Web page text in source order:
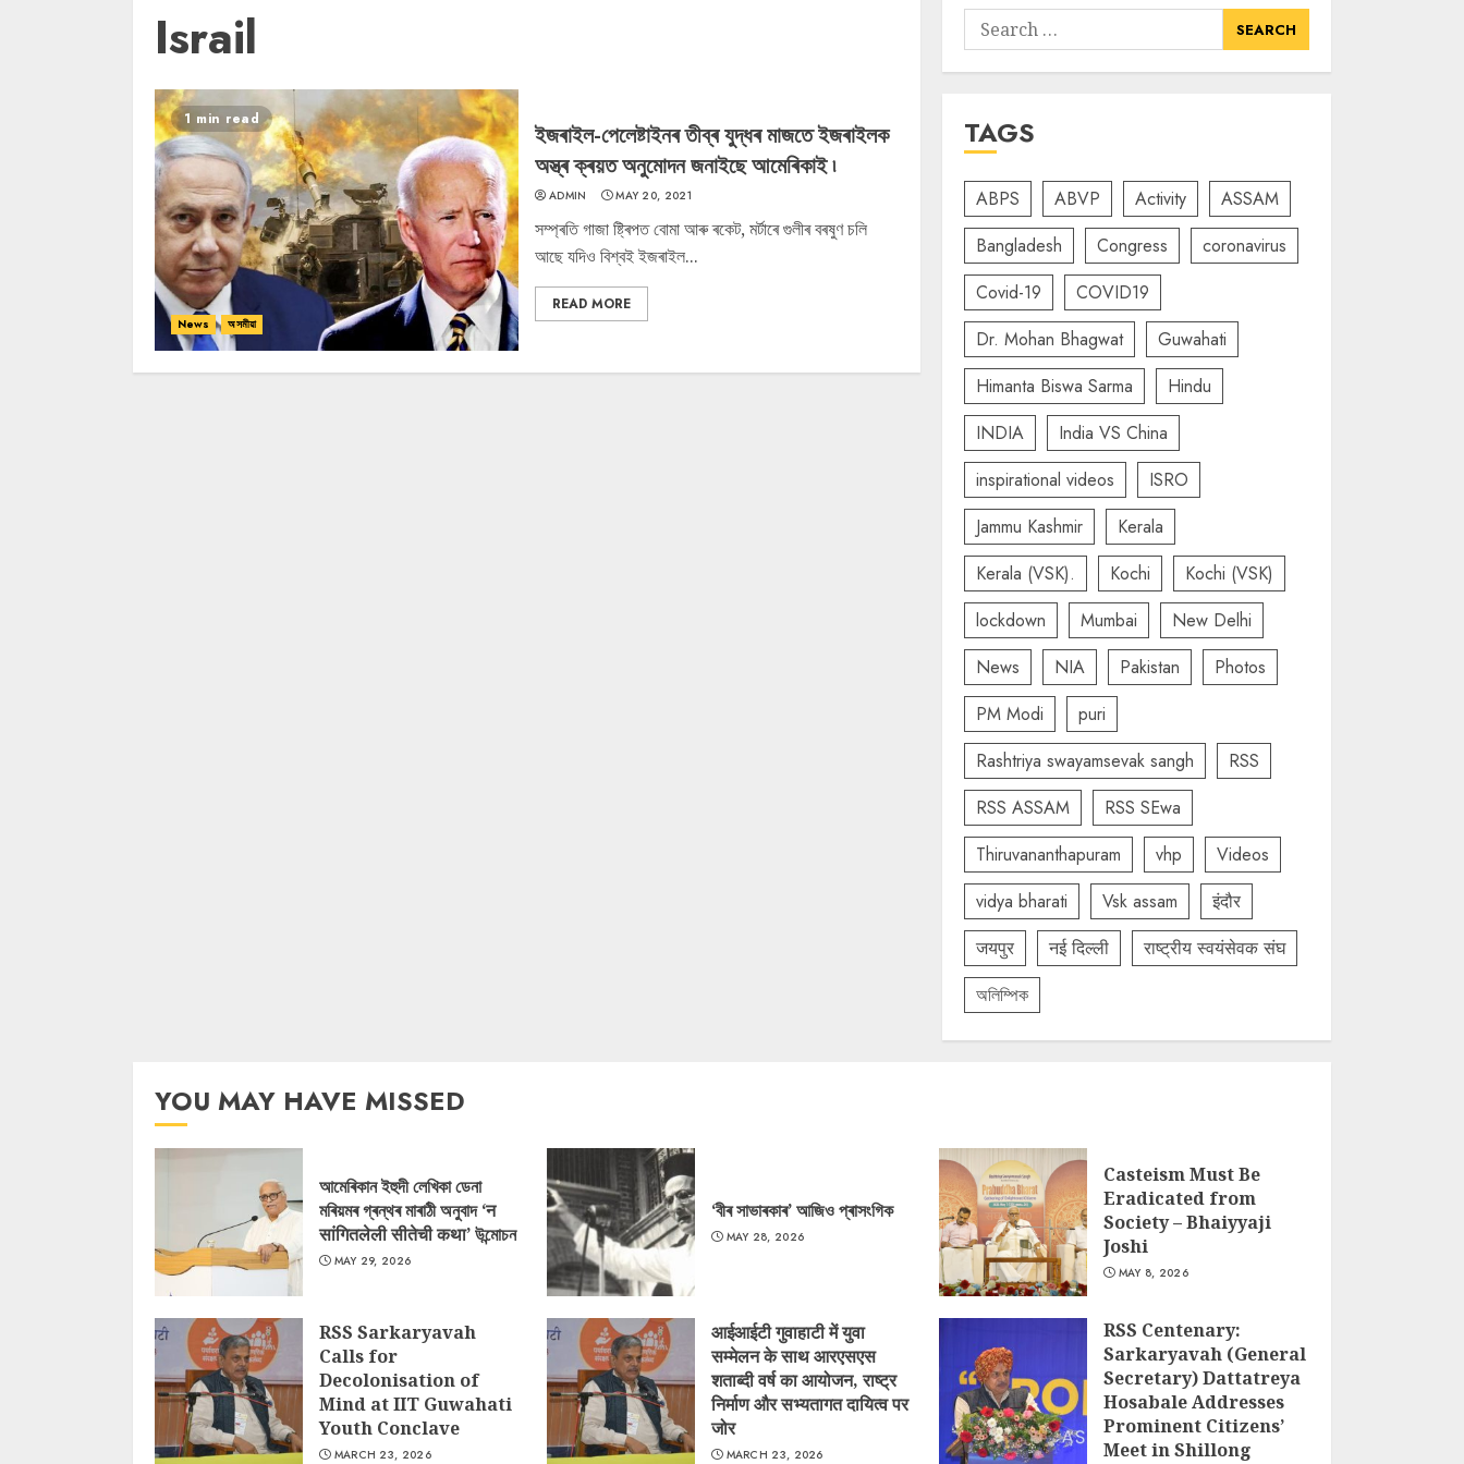
Israil
1 min read
News অসমীয়া
ইজৰাইল-পেলেষ্টাইনৰ তীব্ৰ যুদ্ধৰ মাজতে ইজৰাইলক
অস্ত্ৰ ক্ৰয়ত অনুমোদন জনাইছে আমেৰিকাই ৷
ADMIN MAY 20, 2021
সম্প্ৰতি গাজা ষ্ট্ৰিপত বোমা আৰু ৰকেট, মৰ্টাৰে গুলীৰ বৰষুণ চলি
আছে যদিও বিশ্বই ইজৰাইল...
READ MORE
Search
for:
TAGS
ABPS ABVP Activity
ASSAM
Bangladesh
Congress
coronavirus
Covid-19
COVID19
Dr. Mohan Bhagwat
Guwahati
Himanta Biswa Sarma
Hindu
INDIA
India VS China
inspirational videos
ISRO
Jammu Kashmir
Kerala
Kerala (VSK).
Kochi
Kochi (VSK)
lockdown
Mumbai
New Delhi
News
NIA Pakistan
Photos
PM Modi
puri
Rashtriya swayamsevak sangh
RSS
RSS ASSAM
RSS SEwa
Thiruvananthapuram
vhp
Videos
vidya bharati
Vsk assam
इंदौर
जयपुर
नई दिल्ली
राष्ट्रीय स्वयंसेवक संघ
অলিম্পিক
YOU MAY HAVE MISSED
আমেৰিকান ইহুদী লেখিকা ডেনা
মৰিয়মৰ গ্ৰন্থৰ মাৰাঠী অনুবাদ ‘न
सांगितलेली सीतेची कथा’ উন্মোচন
MAY 29, 2026
‘বীৰ সাভাৰকাৰ’ আজিও প্ৰাসংগিক
MAY 28, 2026
Casteism Must Be
Eradicated from
Society – Bhaiyyaji
Joshi
MAY 8, 2026
RSS Sarkaryavah
Calls for
Decolonisation of
Mind at IIT Guwahati
Youth Conclave
MARCH 23, 2026
आईआईटी गुवाहाटी में युवा
सम्मेलन के साथ आरएसएस
शताब्दी वर्ष का आयोजन, राष्ट्र
निर्माण और सभ्यतागत दायित्व पर
जोर
MARCH 23, 2026
RSS Centenary:
Sarkaryavah (General
Secretary) Dattatreya
Hosabale Addresses
Prominent Citizens’
Meet in Shillong